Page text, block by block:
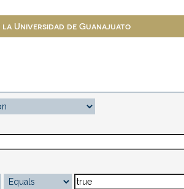
Universidad de Guanajuato